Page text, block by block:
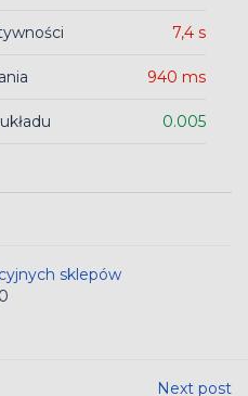
7,4 s
940 ms
0.005
sklepów
Next post